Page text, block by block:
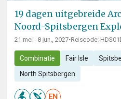
19 dagen uitgebreide
Noord-Spitsbergen
21 mei - 8 jun., 2027•Reiscode:
Combinatie Fair Isle
North Spitsbergen
EN